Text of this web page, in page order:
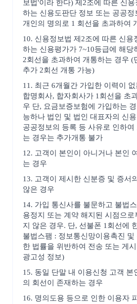
보법'이라 한다) 제2조에 따른 신
하는 신용도판단 정보 또는 공공정
개인의 명의로 1 회선을 초과하여
10. 신용정보법 제2조에 따른 신용
하는 신용평가가 7~10등급에 해당
2회선을 초과하여 개통하는 경우 (
추가 2회선 개통 가능)
11. 최근 6개월간 가입한 이력이
합명회사, 합자회사가 1회선을 초
우 단, 요금보증보험에 가입하는
능하나 법인 및 법인 대표자의 신
공공정보의 등록 등 사유로 인하여
는 경우는 추가개통 불가
12. 고객이 본인이 아니거나 본인
는 경우
13. 고객이 제시한 신분증 및 증서
않은 경우
14. 가입 통신사를 불문하고 불법
용정지 또는 계약 해지된 시점으
지 않은 경우. 단, 선불폰 1회선에
불법스팸 : 정보통신망이용촉진
한 법률을 위반하여 전송 또는 게
광고성 정보)
15. 동일 단말 내 이용신청 고객 본
의 회선이 존재하는 경우
16. 명의도용 등으로 인한 이용자